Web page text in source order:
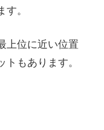
。
上位に近い位置
もあります。